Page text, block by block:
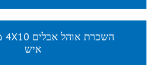
איש